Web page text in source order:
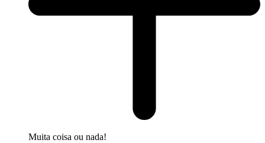
Muita coisa ou nada!